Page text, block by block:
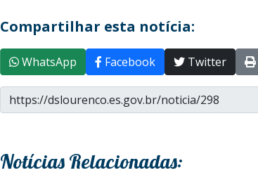
Compartilhar esta notícia:
WhatsApp Facebook Twitter
Notícias Relacionadas: